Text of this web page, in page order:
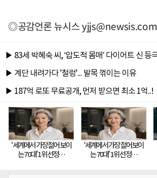
◎공감언론 뉴시스yjjs@newsis.com